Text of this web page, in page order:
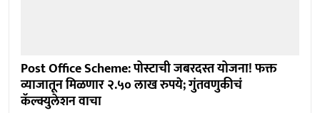
Post Office Scheme: पोस्टाची जबरदस्त योजना! फक्त
व्याजातून मिळणार २.५० लाख रुपये; गुंतवणुकीचं
कॅल्क्युलेशन वाचा